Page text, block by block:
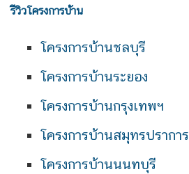
รีวิวโครงการบ้าน
โครงการบ้านชลบุรี
โครงการบ้านระยอง
โครงการบ้านกรุงเทพฯ
โครงการบ้านสมุทรปราการ
โครงการบ้านนนทบุรี